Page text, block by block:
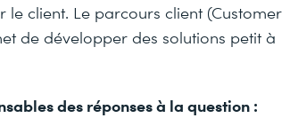
client. Le parcours client (Customer
de développer des solutions petit à
des réponses à la question :